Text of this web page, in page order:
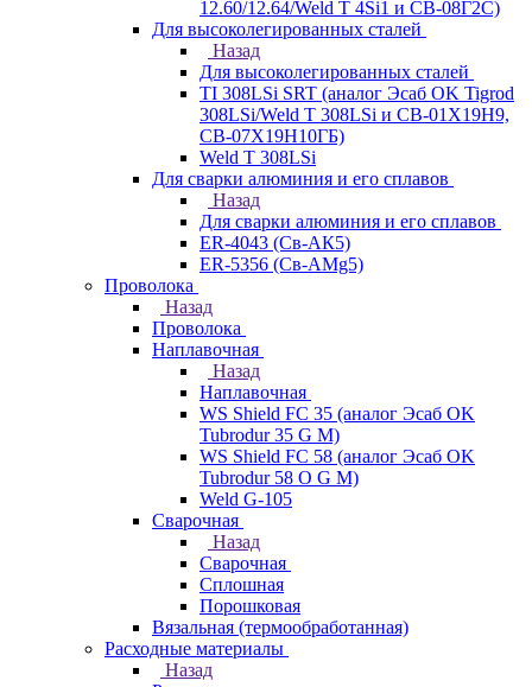
12.60/12.64/Weld T 4Si1 и СВ-08Г2С)
Для высоколегированных сталей
Назад
Для высоколегированных сталей
TI 308LSi SRT (аналог Эсаб OK Tigrod
308LSi/Weld T 308LSi и СВ-01Х19Н9,
СВ-07Х19Н10ГБ)
Weld T 308LSi
Для сварки алюминия и его сплавов
Назад
Для сварки алюминия и его сплавов
ER-4043 (Св-АК5)
ER-5356 (Св-АМg5)
Проволока
Назад
Проволока
Наплавочная
Назад
Наплавочная
WS Shield FC 35 (аналог Эсаб OK
Tubrodur 35 G M)
WS Shield FC 58 (аналог Эсаб OK
Tubrodur 58 O G M)
Weld G-105
Сварочная
Назад
Сварочная
Сплошная
Порошковая
Вязальная (термообработанная)
Расходные материалы
Назад